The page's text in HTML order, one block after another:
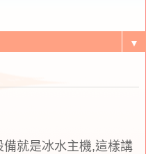
▼
就是冰水主機,這樣講